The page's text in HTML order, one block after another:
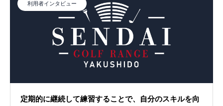
利用者インタビュー
定期的に継続して練習することで、自分のスキルを向